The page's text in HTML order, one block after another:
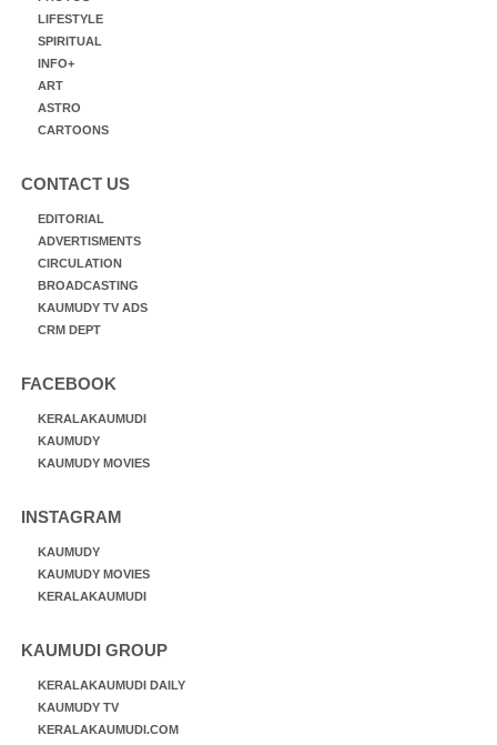
LIFESTYLE
SPIRITUAL
INFO+
ART
ASTRO
CARTOONS
CONTACT US
EDITORIAL
ADVERTISMENTS
CIRCULATION
BROADCASTING
KAUMUDY TV ADS
CRM DEPT
FACEBOOK
KERALAKAUMUDI
KAUMUDY
KAUMUDY MOVIES
INSTAGRAM
KAUMUDY
KAUMUDY MOVIES
KERALAKAUMUDI
KAUMUDI GROUP
KERALAKAUMUDI DAILY
KAUMUDY TV
KERALAKAUMUDI.COM